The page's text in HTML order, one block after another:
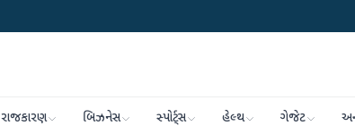
રાજકારણ બિઝનેસ સ્પોર્ટ્સ હેલ્થ ગેજેટ